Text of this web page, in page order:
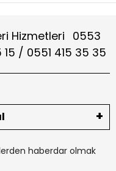
Hizmetleri
0553
/ 0551 415 35 35
haberdar olmak